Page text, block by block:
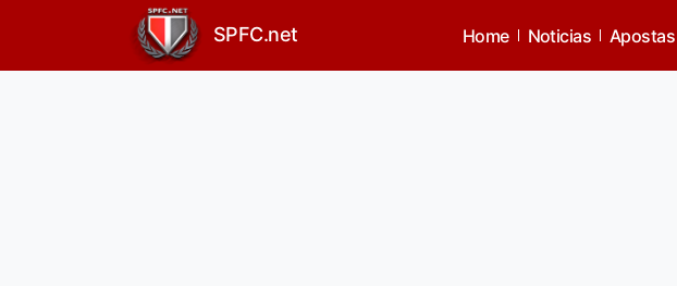
SPFC.net Home Noticias Apostas